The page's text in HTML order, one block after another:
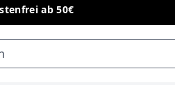
ab 50€
von Schriftzügen